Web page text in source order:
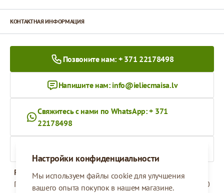
Настройки конфиденциальности
Мы используем файлы cookie для улучшения
вашего опыта покупок в нашем магазине.
КОНТАКТНАЯ ИНФОРМАЦИЯ
Позвоните нам: + 371 22178498
Напишите нам: info@ieliecmaisa.lv
Свяжитесь с нами по WhatsApp: + 371
22178498
Рабочее время
Понедельник - Пятница
09:00 - 17:00